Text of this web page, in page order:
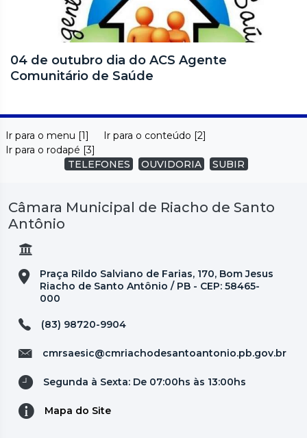
04 de outubro dia do ACS Agente
Comunitário de Saúde
Ir para o menu [1]
Ir para o conteúdo [2]
Ir para o rodapé [3]
TELEFONES
OUVIDORIA SUBIR
Câmara Municipal de Riacho de Santo
Antônio
Praça Rildo Salviano de Farias, 170, Bom Jesus
Riacho de Santo Antônio / PB - CEP: 58465-
000
(83) 98720-9904
cmrsaesic@cmriachodesantoantonio.pb.gov.br
Segunda à Sexta: De 07:00hs às 13:00hs
Mapa do Site